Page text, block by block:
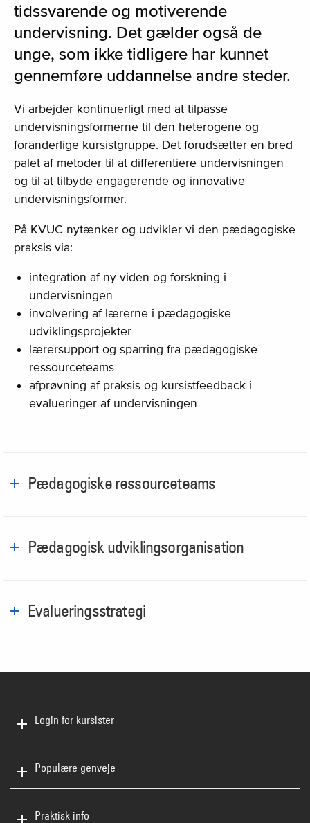
tidssvarende og motiverende
undervisning. Det gælder også de
unge, som ikke tidligere har kunnet
gennemføre uddannelse andre steder.
Vi arbejder kontinuerligt med at tilpasse
undervisningsformerne til den heterogene og
foranderlige kursistgruppe. Det forudsætter en bred
palet af metoder til at differentiere undervisningen
og til at tilbyde engagerende og innovative
undervisningsformer.
På KVUC nytænker og udvikler vi den pædagogiske
praksis via:
integration af ny viden og forskning i
undervisningen
involvering af lærerne i pædagogiske
udviklingsprojekter
lærersupport og sparring fra pædagogiske
ressourceteams
afprøvning af praksis og kursistfeedback i
evalueringer af undervisningen
Pædagogiske ressourceteams
Pædagogisk udviklingsorganisation
Evalueringsstrategi
Login for kursister
Populære genveje
Praktisk info